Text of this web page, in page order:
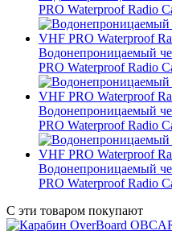
PRO Waterproof Radio
Водонепроницаемый
PRO Waterproof Radio
Водонепроницаемый
PRO Waterproof Radio
Водонепроницаемый
PRO Waterproof Radio
С эти товаром покупают